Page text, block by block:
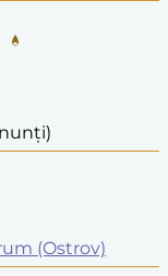
(Ostrov)